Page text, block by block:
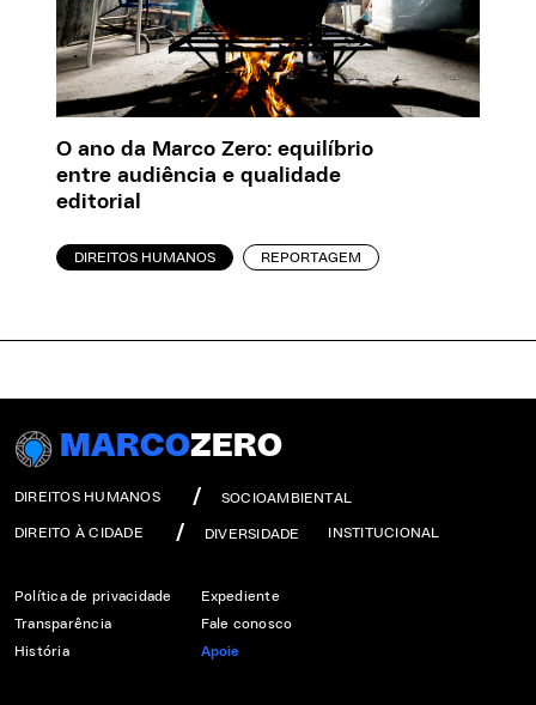
O ano da Marco Zero: equilíbrio
entre audiência e qualidade
editorial
DIREITOS HUMANOS REPORTAGEM
MARCOZERO
DIREITOS HUMANOS SOCIOAMBIENTAL
DIREITO À CIDADE DIVERSIDADE INSTITUCIONAL
Política de privacidade
Transparência
História
Expediente
Fale conosco
Apoie